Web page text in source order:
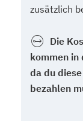
zusätzlich
Die
kommen in
da du
bezahlen